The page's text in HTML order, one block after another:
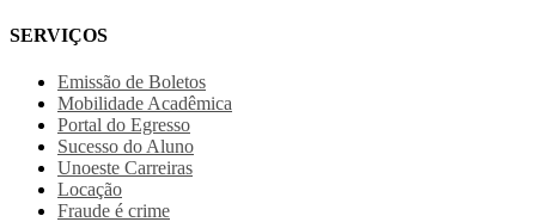
SERVIÇOS
Emissão de Boletos
Mobilidade Acadêmica
Portal do Egresso
Sucesso do Aluno
Unoeste Carreiras
Locação
Fraude é crime